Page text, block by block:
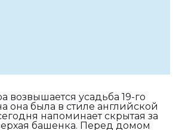
возвышается усадьба 19-го
она была в стиле английской
напоминает скрытая за
башенка. Перед домом